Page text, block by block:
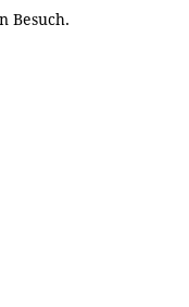
Besuch.